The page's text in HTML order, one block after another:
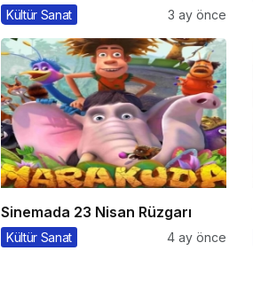
Kültür Sanat 3 ay önce
Sinemada 23 Nisan Rüzgarı
Kültür Sanat 4 ay önce